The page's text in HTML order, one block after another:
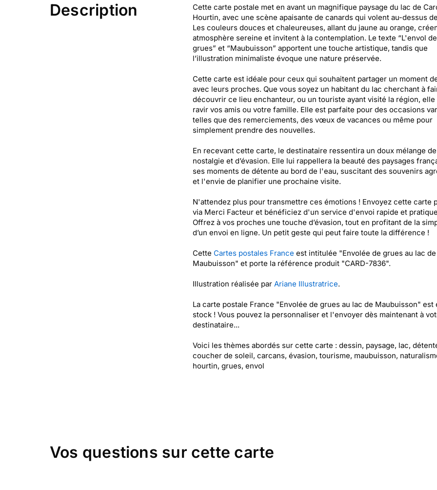
Description
Cette carte postale met en avant un magnifique paysage du lac de
Hourtin, avec une scène apaisante de canards qui volent au-dessus
Les couleurs douces et chaleureuses, allant du jaune au orange,
atmosphère sereine et invitent à la contemplation. Le texte “L'envol
grues” et “Maubuisson” apportent une touche artistique, tandis que
l’illustration minimaliste évoque une nature préservée.
Cette carte est idéale pour ceux qui souhaitent partager un moment
avec leurs proches. Que vous soyez un habitant du lac cherchant à
découvrir ce lieu enchanteur, ou un touriste ayant visité la région, elle
ravir vos amis ou votre famille. Elle est parfaite pour des occasions
telles que des remerciements, des vœux de vacances ou même pour
simplement prendre des nouvelles.
En recevant cette carte, le destinataire ressentira un doux mélange de
nostalgie et d’évasion. Elle lui rappellera la beauté des paysages
ses moments de détente au bord de l'eau, suscitant des souvenirs
et l'envie de planifier une prochaine visite.
N'attendez plus pour transmettre ces émotions ! Envoyez cette carte
via Merci Facteur et bénéficiez d'un service d'envoi rapide et
Offrez à vos proches une touche d’évasion, tout en profitant de la
d’un envoi en ligne. Un petit geste qui peut faire toute la différence !
Cette Cartes postales France est intitulée "Envolée de grues au lac de
Maubuisson" et porte la référence produit "CARD-7836".
Illustration réalisée par Ariane Illustratrice.
La carte postale France "Envolée de grues au lac de Maubuisson" est
stock ! Vous pouvez la personnaliser et l'envoyer dès maintenant à
destinataire...
Voici les thèmes abordés sur cette carte : dessin, paysage, lac,
coucher de soleil, carcans, évasion, tourisme, maubuisson,
hourtin, grues, envol
Vos questions sur cette carte